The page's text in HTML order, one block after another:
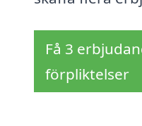
Få 3
förpliktelser